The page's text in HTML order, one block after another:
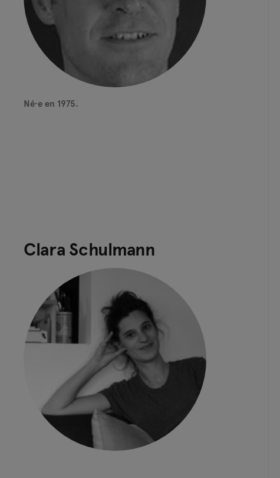
Né·e en 1975.
Clara Schulmann